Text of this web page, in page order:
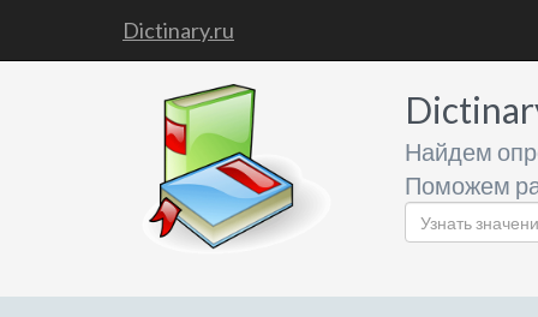
Dictinary.ru
Найдем
Поможем